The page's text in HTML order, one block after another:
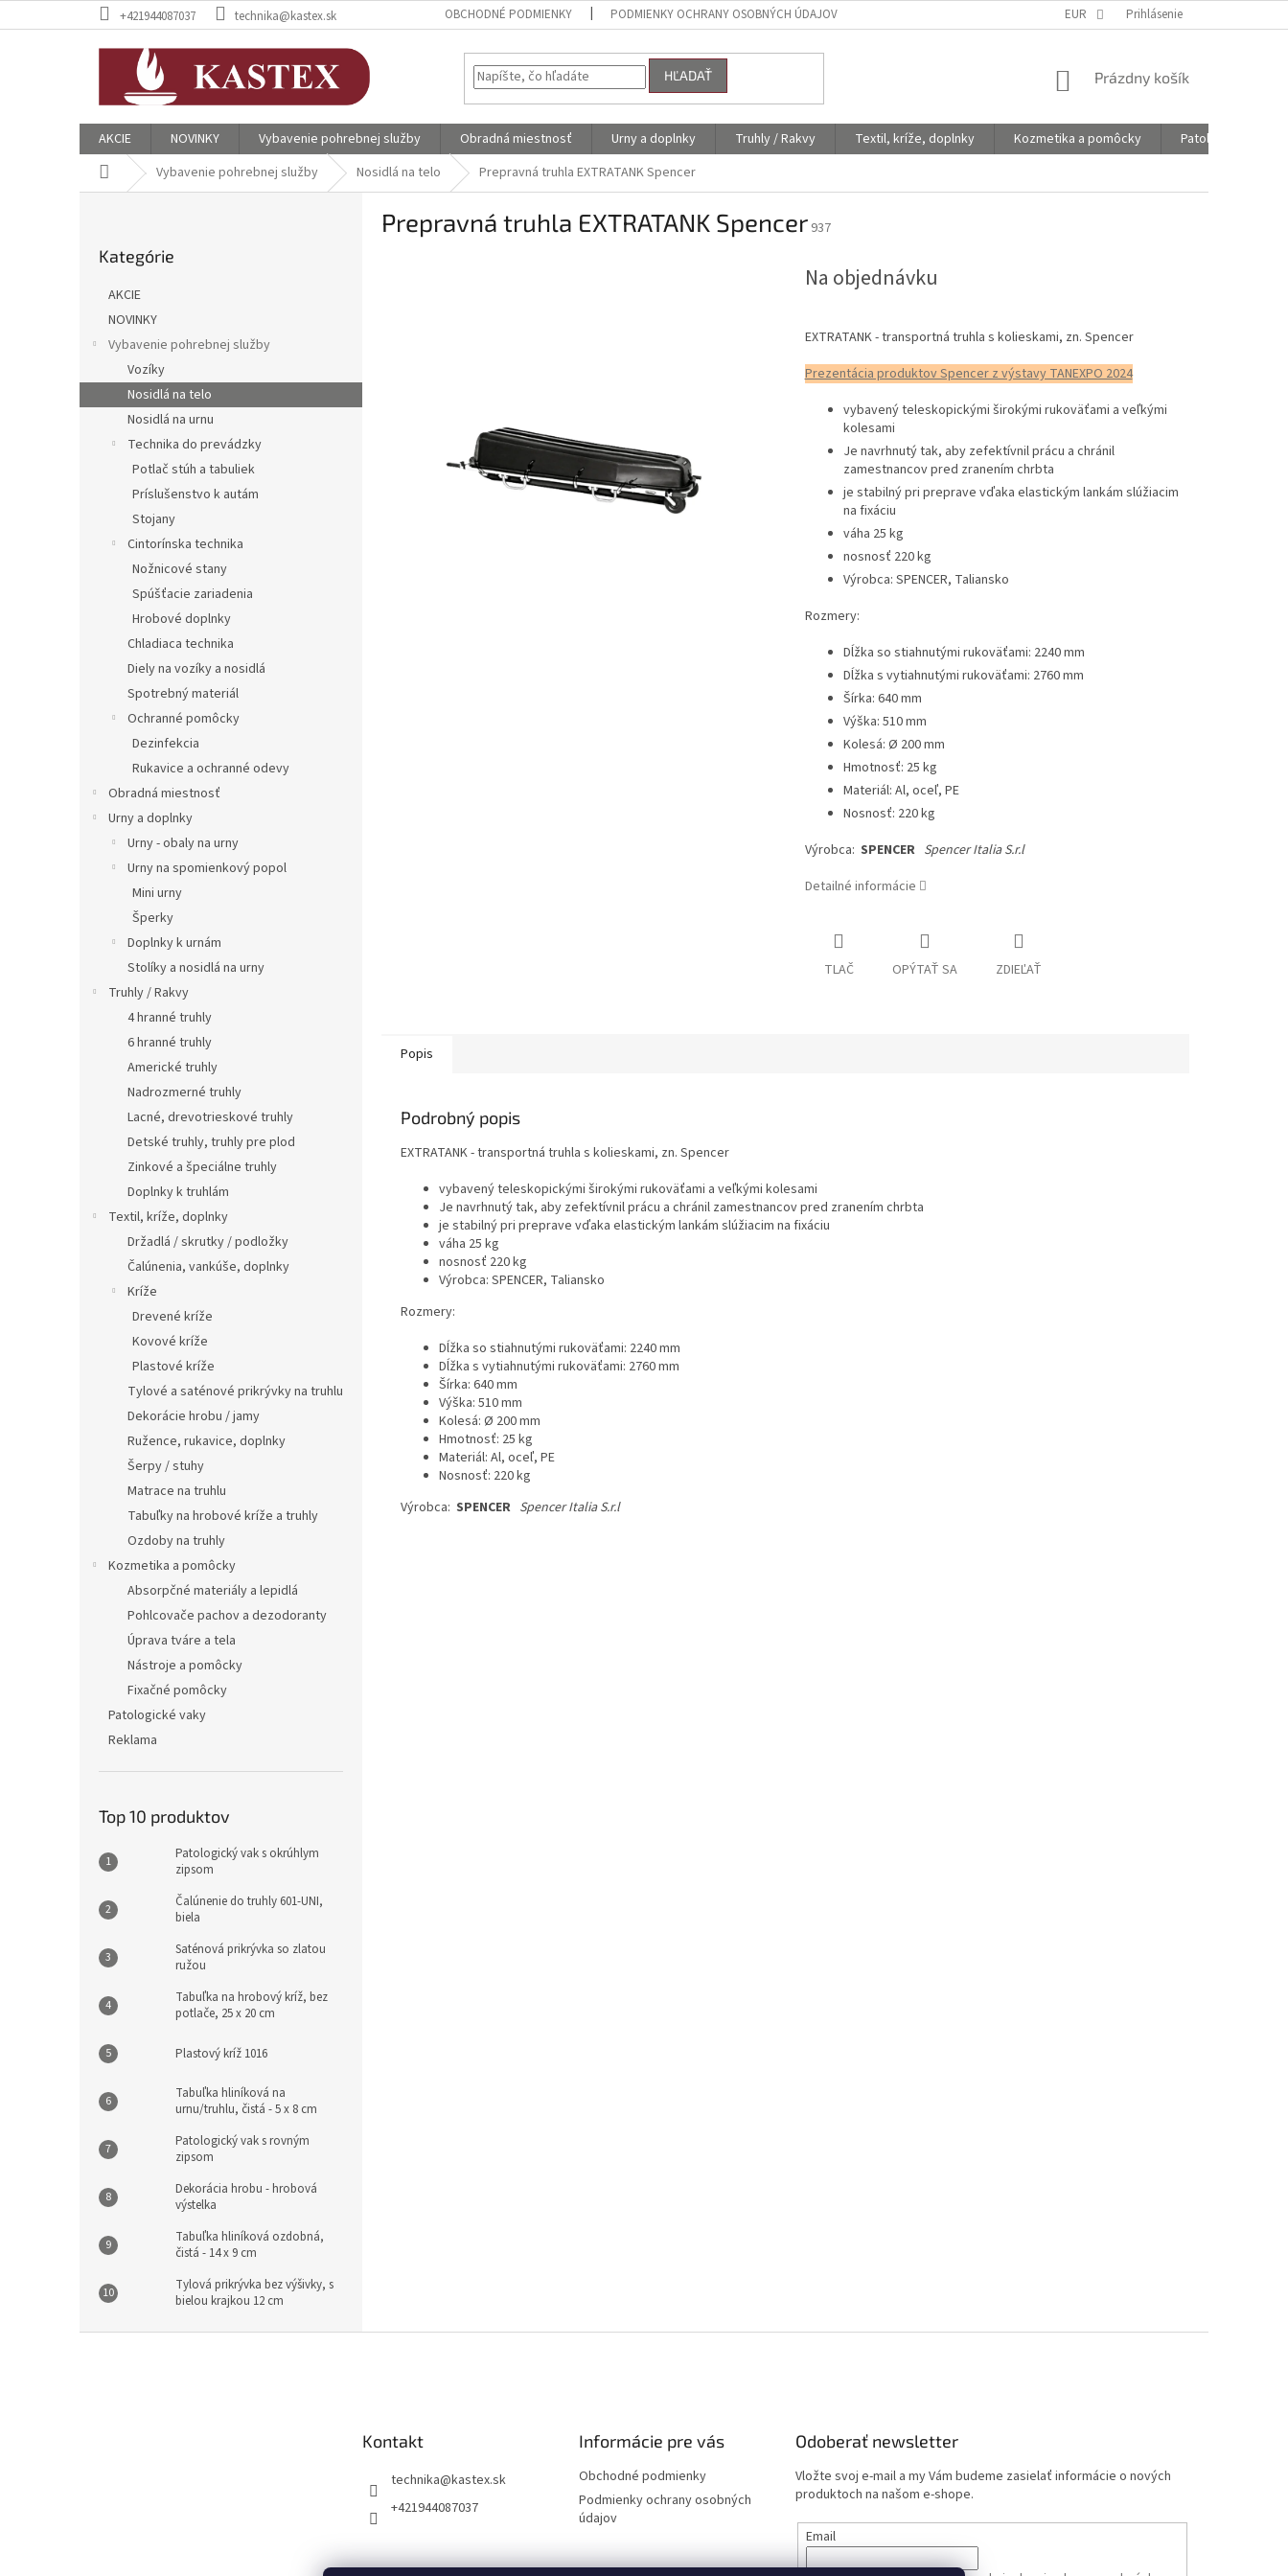
na
+421944087037 technika@kastex.sk OBCHODNÉ PODMIENKY PODMIENKY OCHRANY OSOBNÝCH ÚDAJOV EUR Prihlásenie
HĽADAŤ
NÁKUPNÝ
Prázdny košík
AKCIE NOVINKY Vybavenie pohrebnej služby Obradná miestnosť Urny a doplnky Truhly / Rakvy Textil, kríže, doplnky Kozmetika a pomôcky
Patologické vaky
DomovVybavenie pohrebnej služby Nosidlá na telo Prepravná truhla EXTRATANK Spencer
kategórie
Kategórie
AKCIE
NOVINKY
Vybavenie pohrebnej služby
Vozíky
Nosidlá na telo
Nosidlá na urnu
Technika do prevádzky
Potlač stúh a tabuliek
Príslušenstvo k autám
Stojany
Cintorínska technika
Nožnicové stany
Spúšťacie zariadenia
Hrobové doplnky
Chladiaca technika
Diely na vozíky a nosidlá
Spotrebný materiál
Ochranné pomôcky
Dezinfekcia
Rukavice a ochranné odevy
Obradná miestnosť
Urny a doplnky
Urny - obaly na urny
Urny na spomienkový popol
Mini urny
Šperky
Doplnky k urnám
Stolíky a nosidlá na urny
Truhly / Rakvy
4 hranné truhly
6 hranné truhly
Americké truhly
Nadrozmerné truhly
Lacné, drevotrieskové truhly
Detské truhly, truhly pre plod
Zinkové a špeciálne truhly
Doplnky k truhlám
Textil, kríže, doplnky
Držadlá / skrutky / podložky
Čalúnenia, vankúše, doplnky
Kríže
Drevené kríže
Kovové kríže
Plastové kríže
Tylové a saténové prikrývky na truhlu
Dekorácie hrobu / jamy
Ružence, rukavice, doplnky
Šerpy / stuhy
Matrace na truhlu
Tabuľky na hrobové kríže a truhly
Ozdoby na truhly
Kozmetika a pomôcky
Absorpčné materiály a lepidlá
Pohlcovače pachov a dezodoranty
Úprava tváre a tela
Nástroje a pomôcky
Fixačné pomôcky
Patologické vaky
Reklama
Top 10 produktov
Patologický vak s okrúhlym
zipsom
Čalúnenie do truhly 601-UNI,
biela
Saténová prikrývka so zlatou
ružou
Tabuľka na hrobový kríž, bez
potlače, 25 x 20 cm
Plastový kríž 1016
Tabuľka hliníková na
urnu/truhlu, čistá - 5 x 8 cm
Patologický vak s rovným
zipsom
Dekorácia hrobu - hrobová
výstelka
Tabuľka hliníková ozdobná,
čistá - 14 x 9 cm
Tylová prikrývka bez výšivky, s
bielou krajkou 12 cm
Prepravná truhla EXTRATANK Spencer 937
Na objednávku
EXTRATANK - transportná truhla s kolieskami, zn. Spencer
Prezentácia produktov Spencer z výstavy TANEXPO 2024
vybavený teleskopickými širokými rukoväťami a veľkými
kolesami
Je navrhnutý tak, aby zefektívnil prácu a chránil
zamestnancov pred zranením chrbta
je stabilný pri preprave vďaka elastickým lankám slúžiacim
na fixáciu
váha 25 kg
nosnosť 220 kg
Výrobca: SPENCER, Taliansko
Rozmery:
Dĺžka so stiahnutými rukoväťami: 2240 mm
Dĺžka s vytiahnutými rukoväťami: 2760 mm
Šírka: 640 mm
Výška: 510 mm
Kolesá: Ø 200 mm
Hmotnosť: 25 kg
Materiál: Al, oceľ, PE
Nosnosť: 220 kg
Výrobca: SPENCER Spencer Italia S.r.l
Detailné informácie
TLAČ OPÝTAŤ SA ZDIEĽAŤ
Popis
Podrobný popis
EXTRATANK - transportná truhla s kolieskami, zn. Spencer
vybavený teleskopickými širokými rukoväťami a veľkými kolesami
Je navrhnutý tak, aby zefektívnil prácu a chránil zamestnancov pred zranením chrbta
je stabilný pri preprave vďaka elastickým lankám slúžiacim na fixáciu
váha 25 kg
nosnosť 220 kg
Výrobca: SPENCER, Taliansko
Rozmery:
Dĺžka so stiahnutými rukoväťami: 2240 mm
Dĺžka s vytiahnutými rukoväťami: 2760 mm
Šírka: 640 mm
Výška: 510 mm
Kolesá: Ø 200 mm
Hmotnosť: 25 kg
Materiál: Al, oceľ, PE
Nosnosť: 220 kg
Výrobca: SPENCER Spencer Italia S.r.l
Kontakt
technika@kastex.sk
+421944087037
Informácie pre vás
Obchodné podmienky
Podmienky ochrany osobných
údajov
Odoberať newsletter
Vložte svoj e-mail a my Vám budeme zasielať informácie o nových
produktoch na našom e-shope.
Email